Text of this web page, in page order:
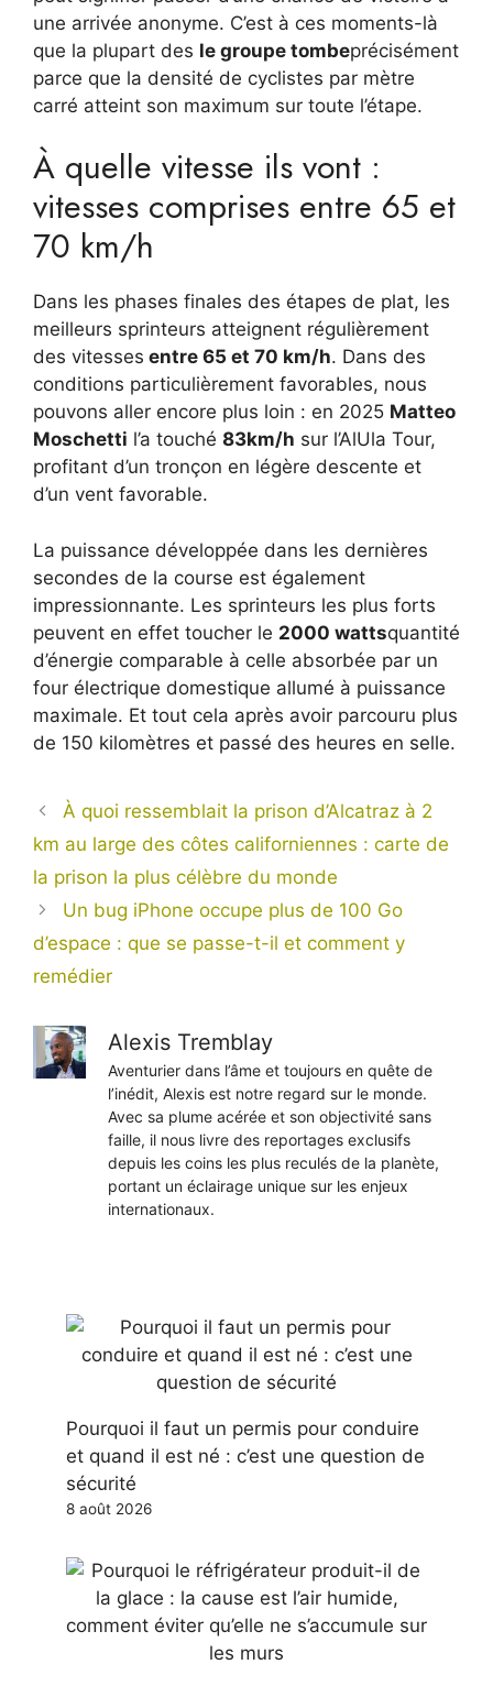
une arrivée anonyme. C’est à ces moments-là
que la plupart des le groupe tombeprécisément
parce que la densité de cyclistes par mètre
carré atteint son maximum sur toute l’étape.
À quelle vitesse ils vont :
vitesses comprises entre 65 et
70 km/h
Dans les phases finales des étapes de plat, les
meilleurs sprinteurs atteignent régulièrement
des vitesses entre 65 et 70 km/h. Dans des
conditions particulièrement favorables, nous
pouvons aller encore plus loin : en 2025 Matteo
Moschetti l’a touché 83km/h sur l’AlUla Tour,
profitant d’un tronçon en légère descente et
d’un vent favorable.
La puissance développée dans les dernières
secondes de la course est également
impressionnante. Les sprinteurs les plus forts
peuvent en effet toucher le 2000 wattsquantité
d’énergie comparable à celle absorbée par un
four électrique domestique allumé à puissance
maximale. Et tout cela après avoir parcouru plus
de 150 kilomètres et passé des heures en selle.
À quoi ressemblait la prison d’Alcatraz à 2
km au large des côtes californiennes : carte de
la prison la plus célèbre du monde
Un bug iPhone occupe plus de 100 Go
d’espace : que se passe-t-il et comment y
remédier
Alexis Tremblay
Aventurier dans l’âme et toujours en quête de
l’inédit, Alexis est notre regard sur le monde.
Avec sa plume acérée et son objectivité sans
faille, il nous livre des reportages exclusifs
depuis les coins les plus reculés de la planète,
portant un éclairage unique sur les enjeux
internationaux.
Pourquoi il faut un permis pour conduire
et quand il est né : c’est une question de
sécurité
8 août 2026